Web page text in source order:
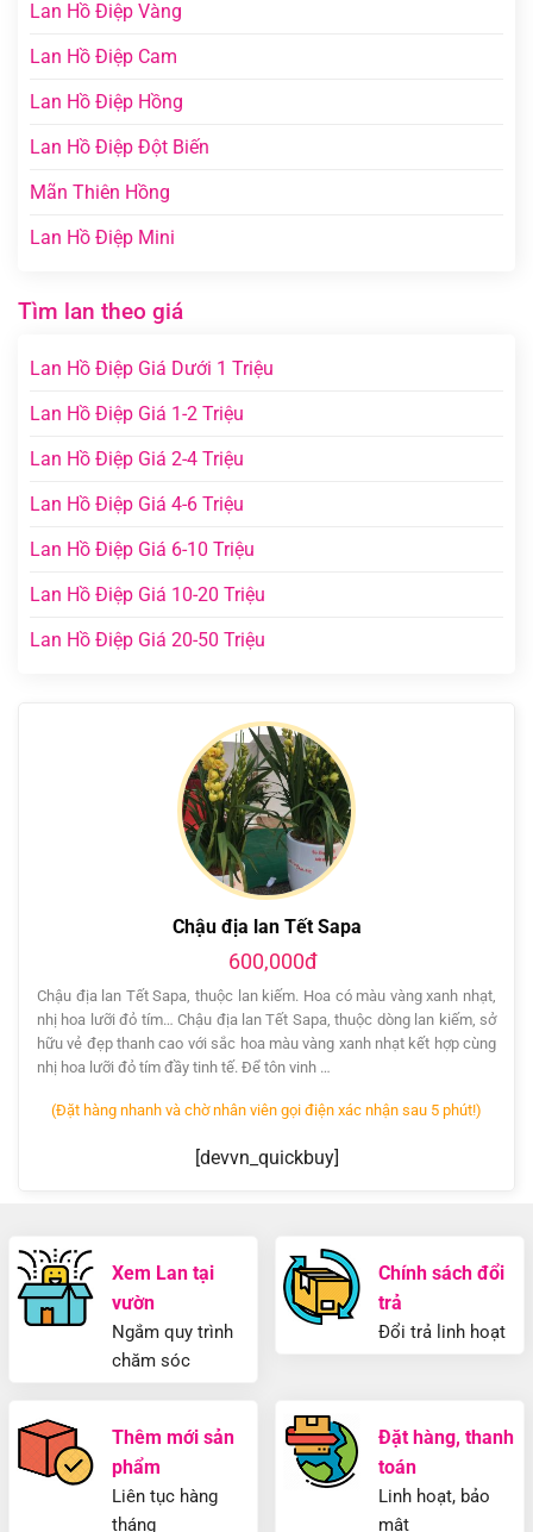
Lan Hồ Điệp Vàng
Lan Hồ Điệp Cam
Lan Hồ Điệp Hồng
Lan Hồ Điệp Đột Biến
Mãn Thiên Hồng
Lan Hồ Điệp Mini
Tìm lan theo giá
Lan Hồ Điệp Giá Dưới 1 Triệu
Lan Hồ Điệp Giá 1-2 Triệu
Lan Hồ Điệp Giá 2-4 Triệu
Lan Hồ Điệp Giá 4-6 Triệu
Lan Hồ Điệp Giá 6-10 Triệu
Lan Hồ Điệp Giá 10-20 Triệu
Lan Hồ Điệp Giá 20-50 Triệu
Chậu địa lan Tết Sapa
600,000đ
Chậu địa lan Tết Sapa, thuộc lan kiếm. Hoa có màu vàng xanh nhạt,
nhị hoa lưỡi đỏ tím… Chậu địa lan Tết Sapa, thuộc dòng lan kiếm, sở
hữu vẻ đẹp thanh cao với sắc hoa màu vàng xanh nhạt kết hợp cùng
nhị hoa lưỡi đỏ tím đầy tinh tế. Để tôn vinh …
(Đặt hàng nhanh và chờ nhân viên gọi điện xác nhận sau 5 phút!)
[devvn_quickbuy]
Xem Lan tại
vườn
Ngắm quy trình
chăm sóc
Chính sách đổi
trả
Đổi trả linh hoạt
Thêm mới sản
phẩm
Liên tục hàng
tháng
Đặt hàng, thanh
toán
Linh hoạt, bảo
mật